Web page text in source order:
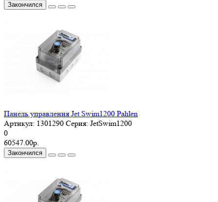
Закончился
Панель управления Jet Swim1200 Pahlen
Артикул: 1301290 Серия: JetSwim1200
0
60547.00р.
Закончился